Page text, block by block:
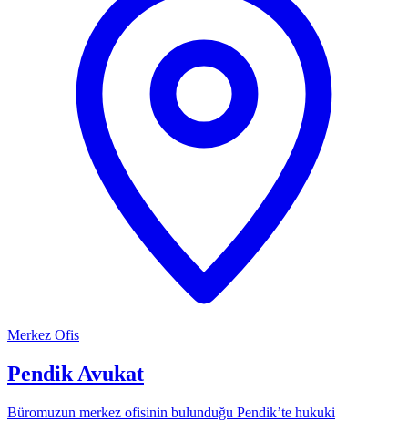
Merkez Ofis
Pendik Avukat
Büromuzun merkez ofisinin bulunduğu Pendik’te hukuki